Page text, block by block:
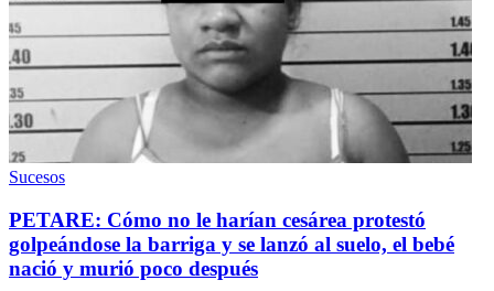
Sucesos
PETARE: Cómo no le harían cesárea protestó
golpeándose la barriga y se lanzó al suelo, el bebé
nació y murió poco después